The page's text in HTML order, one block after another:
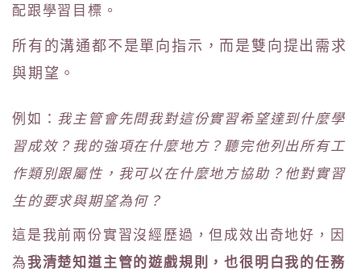
配跟學習目標。
所有的溝通都不是單向指示，而是雙向提出需求
與期望。
例如： 我主管會先問我對這份實習希望達到什麼學
習成效？我的強項在什麼地方？聽完他列出所有工
作類別跟屬性，我可以在什麼地方協助？他對實習
生的要求與期望為何？
這是我前兩份實習沒經歷過，但成效出奇地好，因
為我清楚知道主管的遊戲規則，也很明白我的任務